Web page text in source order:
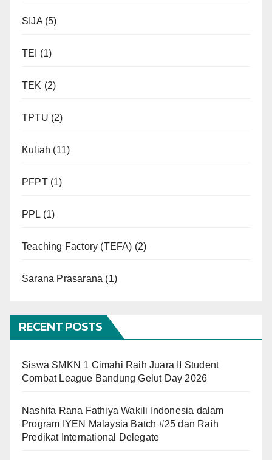
SIJA(5)
TEI (1)
TEK (2)
TPTU (2)
Kuliah (11)
PFPT(1)
PPL (1)
Teaching Factory (TEFA) (2)
Sarana Prasarana (1)
RECENT POSTS
Siswa SMKN 1 Cimahi Raih Juara II Student
Combat League Bandung Gelut Day 2026
Nashifa Rana Fathiya Wakili Indonesia dalam
Program IYEN Malaysia Batch #25 dan Raih
Predikat International Delegate